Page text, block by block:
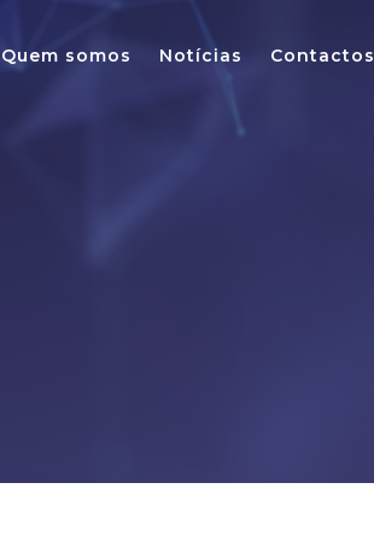
Quem somos Notícias Contactos